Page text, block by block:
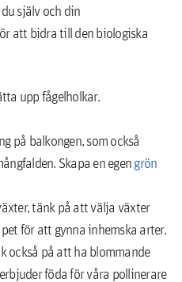
själv och din
att bidra till den biologiska
upp fågelholkar.
på balkongen, som också
Skapa en egengrön
tänk på att välja växter
för att gynna inhemska arter.
också på att ha blommande
föda för våra pollinerare